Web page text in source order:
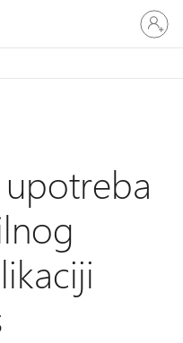
Prijavite
se
u
račun